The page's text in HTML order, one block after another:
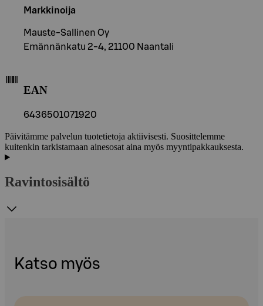
Markkinoija
Mauste-Sallinen Oy
Emännänkatu 2-4, 21100 Naantali
EAN
6436501071920
Päivitämme palvelun tuotetietoja aktiivisesti. Suosittelemme
kuitenkin tarkistamaan ainesosat aina myös myyntipakkauksesta.
Ravintosisältö
Katso myös